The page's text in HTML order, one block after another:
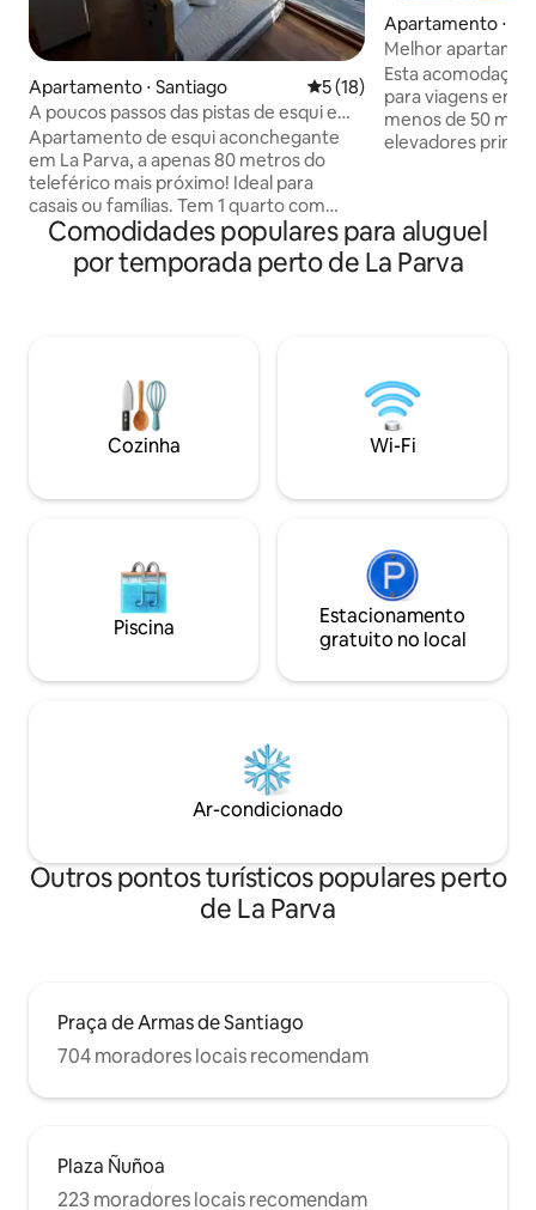
Apartamento ⋅ Santiago 5 de uma avaliação média
5 (18)
A poucos passos das pistas de esqui em
La Parva
Apartamento de esqui aconchegante
em La Parva, a apenas 80 metros do
teleférico mais próximo! Ideal para
casais ou famílias. Tem 1 quarto com
uma cama king-size e um sofá-cama
com 2 camas de solteiro ligeiramente
menores - perfeito para crianças ou
transporte do resort para outros
elevadores para bem do lado de fora.
Aproveite a conveniência, o conforto e a
atmosfera tranquila da montanha para
Apartamento ⋅
Melhor
Esta
para viagens em
menos de 50
elevadores
com todas as
precisa.
dias por semana,
região. Também
colchão extra e
Comodidades populares para aluguel
por temporada perto de La Parva
Cozinha Wi-Fi
Piscina
Estacionamento
gratuito no local
Ar-condicionado
Outros pontos turísticos populares perto
de La Parva
Praça de Armas de Santiago
704 moradores locais recomendam
Plaza Ñuñoa
223 moradores locais recomendam